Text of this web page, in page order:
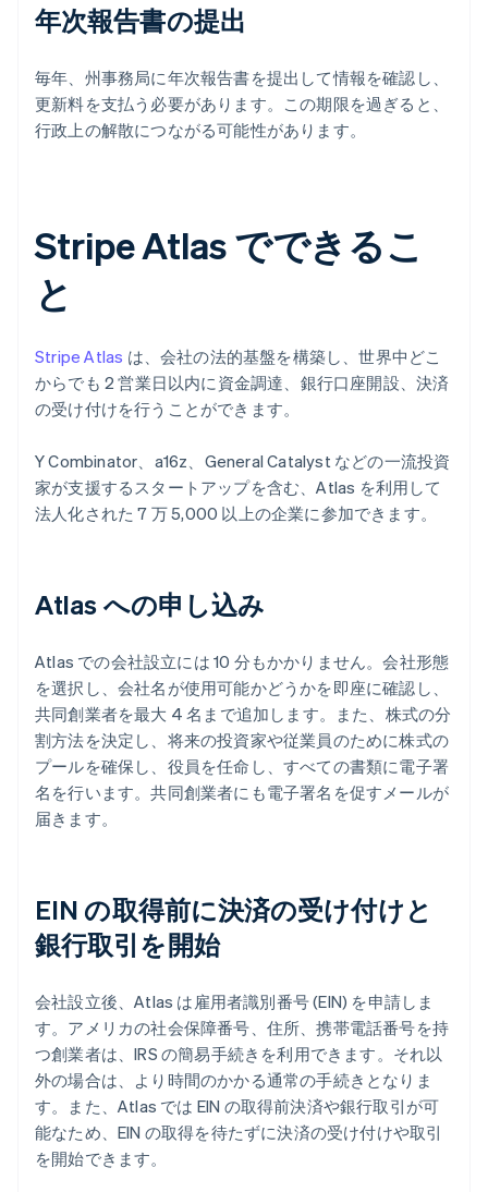
年次報告書の提出
毎年、州事務局に年次報告書を提出して情報を確認し、
更新料を支払う必要があります。この期限を過ぎると、
行政上の解散につながる可能性があります。
Stripe Atlas でできるこ
と
Stripe Atlas は、会社の法的基盤を構築し、世界中どこ
からでも 2 営業日以内に資金調達、銀行口座開設、決済
の受け付けを行うことができます。
Y Combinator、a16z、General Catalyst などの一流投資
家が支援するスタートアップを含む、Atlas を利用して
法人化された 7 万 5,000 以上の企業に参加できます。
Atlas への申し込み
Atlas での会社設立には 10 分もかかりません。会社形態
を選択し、会社名が使用可能かどうかを即座に確認し、
共同創業者を最大 4 名まで追加します。また、株式の分
割方法を決定し、将来の投資家や従業員のために株式の
プールを確保し、役員を任命し、すべての書類に電子署
名を行います。共同創業者にも電子署名を促すメールが
届きます。
EIN の取得前に決済の受け付けと
銀行取引を開始
会社設立後、Atlas は雇用者識別番号 (EIN) を申請しま
す。アメリカの社会保障番号、住所、携帯電話番号を持
つ創業者は、IRS の簡易手続きを利用できます。それ以
外の場合は、より時間のかかる通常の手続きとなりま
す。また、Atlas では EIN の取得前決済や銀行取引が可
能なため、EIN の取得を待たずに決済の受け付けや取引
を開始できます。